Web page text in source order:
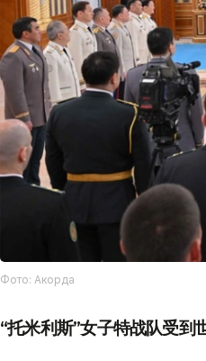
Фото: Акорда
“托米利斯”女子特战队受到